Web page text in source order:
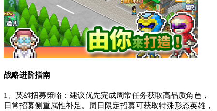
战略进阶指南
1、英雄招募策略：建议优先完成周常任务获取高品质角色，
日常招募侧重属性补足。周日限定招募可获取特殊形态英雄，